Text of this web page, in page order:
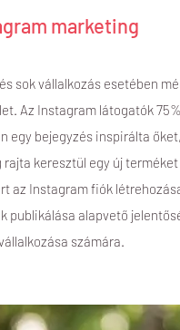
marketing
sok vállalkozás esetében
Az Instagram látogatók
egy bejegyzés inspirálta
keresztül egy új terméket
az Instagram fiók
publikálása alapvető
számára.